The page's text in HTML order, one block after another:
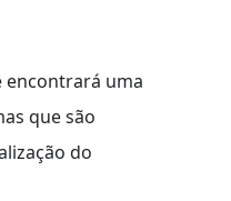
encontrará uma
que são
do